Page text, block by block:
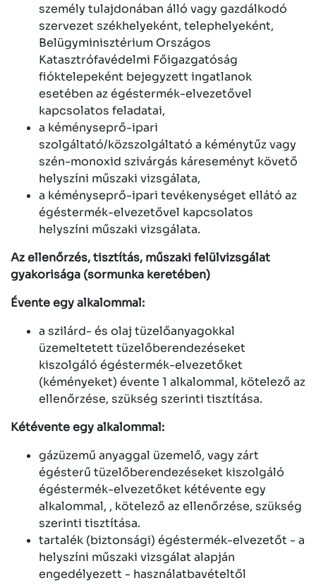
személy tulajdonában álló vagy gazdálkodó
szervezet székhelyeként, telephelyeként,
Belügyminisztérium Országos
Katasztrófavédelmi Főigazgatóság
fióktelepeként bejegyzett ingatlanok
esetében az égéstermék-elvezetővel
kapcsolatos feladatai,
a kéményseprő-ipari
szolgáltató/közszolgáltató a kéménytűz vagy
szén-monoxid szivárgás káreseményt követő
helyszíni műszaki vizsgálata,
a kéményseprő-ipari tevékenységet ellátó az
égéstermék-elvezetővel kapcsolatos
helyszíni műszaki vizsgálata.
Az ellenőrzés, tisztítás, műszaki felülvizsgálat
gyakorisága (sormunka keretében)
Évente egy alkalommal:
a szilárd- és olaj tüzelőanyagokkal
üzemeltetett tüzelőberendezéseket
kiszolgáló égéstermék-elvezetőket
(kéményeket) évente 1 alkalommal, kötelező az
ellenőrzése, szükség szerinti tisztítása.
Kétévente egy alkalommal:
gázüzemű anyaggal üzemelő, vagy zárt
égésterű tüzelőberendezéseket kiszolgáló
égéstermék-elvezetőket kétévente egy
alkalommal, , kötelező az ellenőrzése, szükség
szerinti tisztítása.
tartalék (biztonsági) égéstermék-elvezetőt - a
helyszíni műszaki vizsgálat alapján
engedélyezett - használatbavételtől